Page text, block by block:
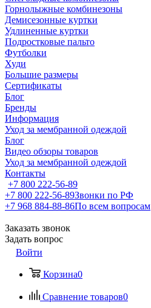
Горнолыжные комбинезоны
Демисезонные куртки
Удлиненные куртки
Подростковые пальто
Футболки
Худи
Большие размеры
Сертификаты
Блог
Бренды
Информация
Уход за мембранной одеждой
Блог
Видео обзоры товаров
Уход за мембранной одеждой
Контакты
+7 800 222-56-89
+7 800 222-56-89Звонки по РФ
+7 968 884-88-86По всем вопросам
Заказать звонок
Задать вопрос
Войти
Корзина0
Сравнение товаров0